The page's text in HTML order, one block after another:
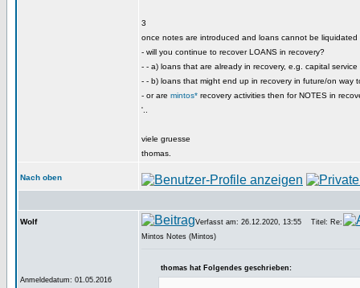
3
once notes are introduced and loans cannot be liquidated
- will you continue to recover LOANS in recovery?
- - a) loans that are already in recovery, e.g. capital service
- - b) loans that might end up in recovery in future/on way
- or are mintos* recovery activities then for NOTES in
'..
viele gruesse
thomas.
Nach oben
Wolf
Anmeldedatum: 01.05.2016
Verfasst am: 26.12.2020, 13:55
Titel: Re:
Mintos Notes (Mintos)
thomas hat Folgendes geschrieben: